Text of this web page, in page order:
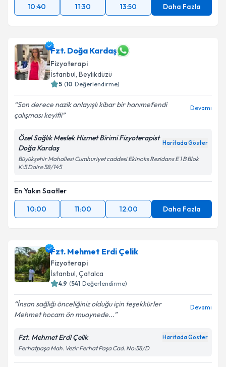
10:40
11:30 13:50 Daha Fazla
Fzt. Doğa Kardaş
Fizyoterapi
İstanbul, Beylikdüzü
5 (10 Değerlendirme)
Son derece nazik anlayışlı kibar bir hanımefendi
çalışması keyifli
Devamı
Özel Sağlık Meslek Hizmet Birimi Fizyoterapist
Doğa Kardaş
Haritada Göster
Büyükşehir Mahallesi Cumhuriyet caddesi Ekinoks Rezidans E 1 B Blok
K:5 Daire 58/145
En Yakın Saatler
10:00
11:00 12:00 Daha Fazla
Fzt. Mehmet Erdi Çelik
Fizyoterapi
İstanbul, Çatalca
4.9 (541 Değerlendirme)
İnsan sağlığı önceliğiniz olduğu için teşekkürler
Mehmet hocam ön muaynede...
Devamı
Fzt. Mehmet Erdi Çelik Haritada Göster
Ferhatpaşa Mah. Vezir Ferhat Paşa Cad. No:58/D